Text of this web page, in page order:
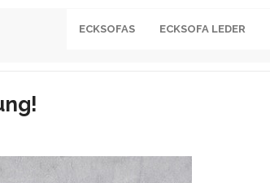
ECKSOFAS ECKSOFA LEDER